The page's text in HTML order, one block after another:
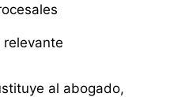
relevante
al abogado,